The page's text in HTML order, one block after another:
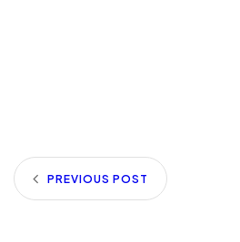
PREVIOUS POST